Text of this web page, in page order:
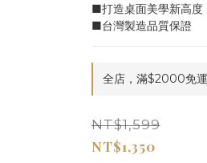
■打造桌面美學新高度
■台灣製造品質保證
全店，滿$2000免運
NT$1,599
NT$1,350